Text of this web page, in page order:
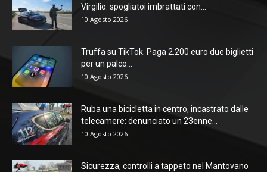
Virgilio: spogliatoi imbrattati con...
10 Agosto 2026
Truffa su TikTok. Paga 2.200 euro due biglietti
per un palco...
10 Agosto 2026
Ruba una bicicletta in centro, incastrato dalle
telecamere: denunciato un 23enne...
10 Agosto 2026
Sicurezza, controlli a tappeto nel Mantovano